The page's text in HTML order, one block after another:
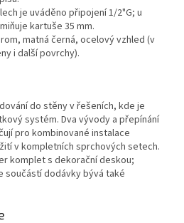
je uváděno připojení 1/2"G; u
kartuše 35 mm.
matná černá, ocelový vzhled (v
i další povrchy).
do stěny v řešeních, kde je
systém. Dva vývody a přepínání
pro kombinované instalace
v kompletních sprchových setech.
komplet s dekorační deskou;
součástí dodávky bývá také